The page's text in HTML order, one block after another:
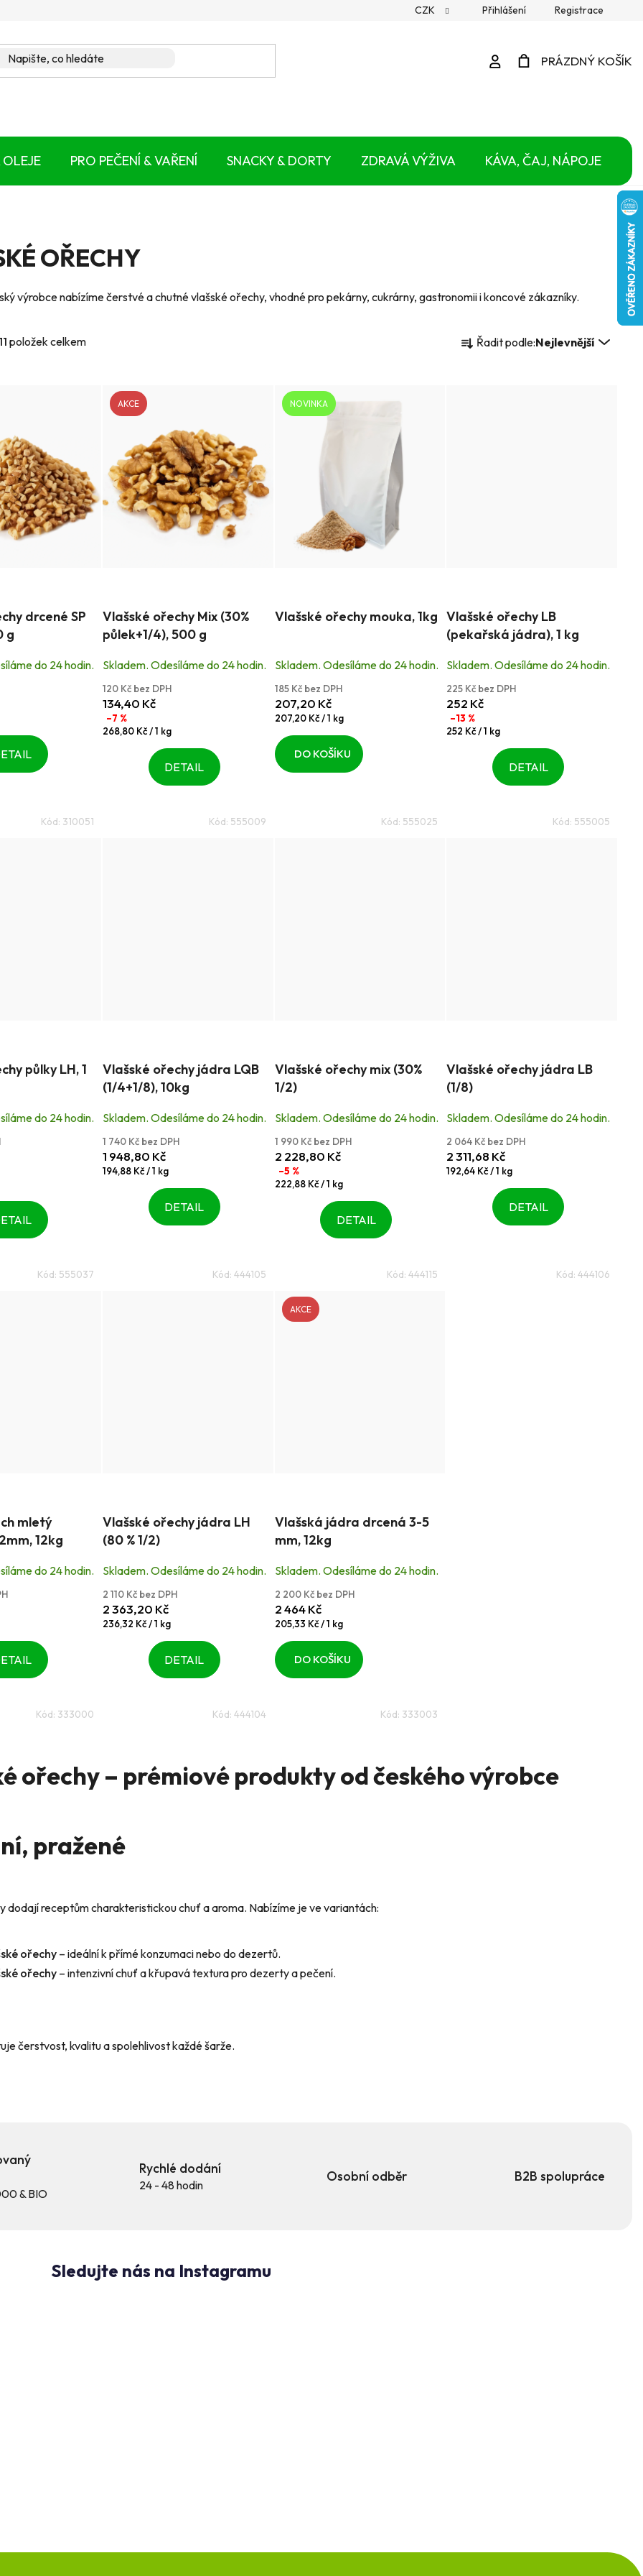
CZK Přihlášení Registrace
PřihlášeníPRÁZDNÝ KOŠÍK
OLEJE PRO PEČENÍ & VAŘENÍ SNACKY & DORTY ZDRAVÁ VÝŽIVA KÁVA, ČAJ, NÁPOJE
OŘECHY
výrobce nabízíme čerstvé a chutné vlašské ořechy, vhodné pro pekárny, cukrárny, gastronomii i koncové zákazníky.
11 položek celkem
Ř
k
t
ů
Řadit podle:Nejlevnější
drcené SP
g
do 24 hodin.
Kód: 310051
AKCE
hodnocení
produktu
je
z
5
hvězdiček.
Vlašské ořechy Mix (30%
půlek+1/4), 500 g
Skladem. Odesíláme do 24 hodin.
120 Kč bez DPH
134,40 Kč
–7 %
Měrná
268,80 Kč / 1 kg
DETAIL
Kód: 555009
NOVINKA
hodnocení
je
z
5
hvězdiček.
Vlašské ořechy mouka, 1kg
Skladem. Odesíláme do 24 hodin.
185 Kč bez DPH
207,20 Kč
Měrná
207,20 Kč / 1 kg
DO KOŠÍKU
Kód: 555025
hodnocení
produktu
je
z
5
hvězdiček.
Vlašské ořechy LB
(pekařská jádra), 1 kg
Skladem. Odesíláme do 24 hodin.
225 Kč bez DPH
252 Kč
–13 %
Měrná
252 Kč / 1 kg
DETAIL
Kód: 555005
půlky LH, 1
do 24 hodin.
Kód: 555037
hodnocení
produktu
je
z
5
Vlašské ořechy jádra LQB
(1/4+1/8), 10kg
Skladem. Odesíláme do 24 hodin.
1 740 Kč bez DPH
1 948,80 Kč
Měrná
194,88 Kč / 1 kg
DETAIL
Kód: 444105
hodnocení
produktu
je
z
5
hvězdiček.
Vlašské ořechy mix (30%
1/2)
Skladem. Odesíláme do 24 hodin.
1 990 Kč bez DPH
2 228,80 Kč
–5 %
Měrná
222,88 Kč / 1 kg
DETAIL
Kód:444115
hodnocení
produktu
je
z
5
Vlašské ořechy jádra LB
(1/8)
Skladem. Odesíláme do 24 hodin.
2 064 Kč bez DPH
2 311,68 Kč
Měrná
192,64 Kč / 1 kg
DETAIL
Kód: 444106
mletý
12kg
do 24 hodin.
Kód: 333000
hodnocení
produktu
je
z
5
Vlašské ořechy jádra LH
(80 % 1/2)
Skladem. Odesíláme do 24 hodin.
2 110 Kč bez DPH
2 363,20 Kč
Měrná
236,32 Kč / 1 kg
DETAIL
Kód: 444104
AKCE
hodnocení
produktu
je
z
5
hvězdiček.
Vlašská jádra drcená 3-5
mm, 12kg
Skladem. Odesíláme do 24 hodin.
2 200 Kč bez DPH
2 464 Kč
Měrná
205,33 Kč / 1 kg
DO KOŠÍKU
Kód: 333003
l
v
v
p
ořechy – prémiové produkty od českého výrobce
pražené
dodají receptům charakteristickou chuť a aroma. Nabízíme je ve variantách:
ořechy – ideální k přímé konzumaci nebo do dezertů.
ořechy – intenzivní chuť a křupavá textura pro dezerty a pečení.
čerstvost, kvalitu a spolehlivost každé šarže.
& BIO
Rychlé dodání
24 - 48 hodin
Osobní odběr B2B spolupráce